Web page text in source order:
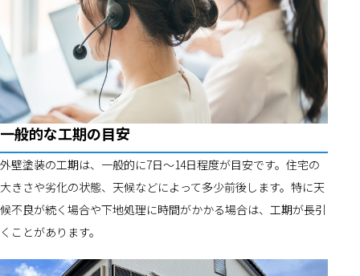
一般的な工期の目安
外壁塗装の工期は、一般的に7日〜14日程度が目安です。住宅の
大きさや劣化の状態、天候などによって多少前後します。特に天
候不良が続く場合や下地処理に時間がかかる場合は、工期が長引
くことがあります。